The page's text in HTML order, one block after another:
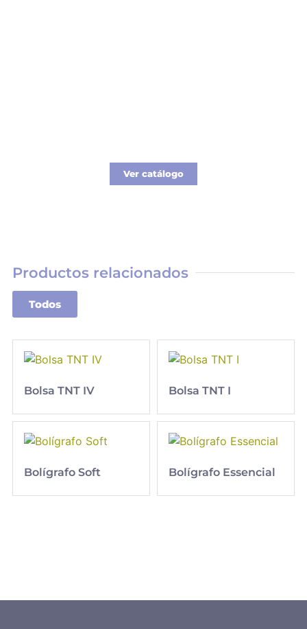
Ver catálogo
Productos relacionados
Todos
Bolsa TNT IV Bolsa TNT I
Bolígrafo Soft Bolígrafo Essencial